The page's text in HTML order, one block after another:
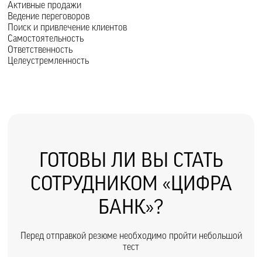
Активные продажи
Ведение переговоров
Поиск и привлечение клиентов
Самостоятельность
Ответственность
Целеустремленность
ГОТОВЫ ЛИ ВЫ СТАТЬ
СОТРУДНИКОМ «ЦИФРА
БАНК»?
Перед отправкой резюме необходимо пройти небольшой
тест